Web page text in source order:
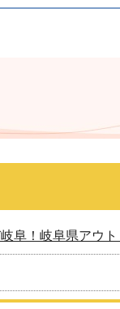
じ
阜！岐阜県アウ